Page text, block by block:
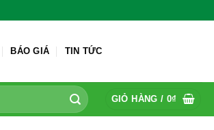
BÁO GIÁ TIN TỨC
GIỎ HÀNG / 0₫